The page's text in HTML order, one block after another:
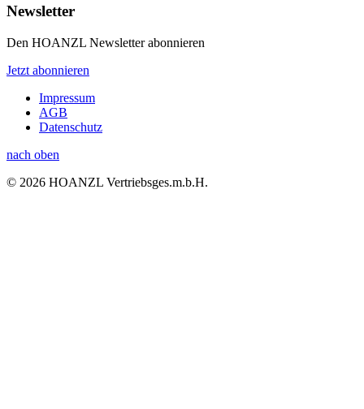
Newsletter
Den HOANZL Newsletter abonnieren
Jetzt abonnieren
Impressum
AGB
Datenschutz
nach oben
© 2026 HOANZL Vertriebsges.m.b.H.